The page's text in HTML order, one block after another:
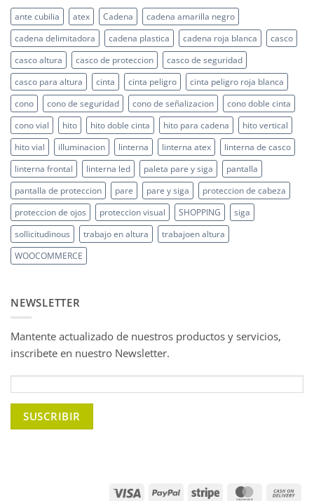
ante cubilia atex Cadena
cadena amarilla negro
cadena delimitadora
cadena plastica cadena roja blanca
casco
casco altura
casco de proteccion
casco de seguridad
casco para altura
cinta cinta peligro
cinta peligro roja blanca
cono
cono de seguridad cono de señalizacion
cono doble cinta
cono vial
hito hito doble cinta hito para cadena
hito vertical
hito vial
illuminacion linterna linterna atex
linterna de casco
linterna frontal
linterna led paleta pare y siga
pantalla
pantalla de proteccion
pare pare y siga
proteccion de cabeza
proteccion de ojos
proteccion visual SHOPPING
siga
sollicitudinous
trabajo en altura
trabajoen altura
WOOCOMMERCE
NEWSLETTER
Mantente actualizado de nuestros productos y servicios,
inscribete en nuestro Newsletter.
Visa PayPal Stripe MasterCard